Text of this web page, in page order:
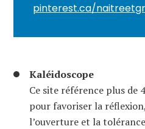
pinterest.ca/
Kaléidoscope
Ce site référence plus de
pour favoriser la
l’ouverture et la